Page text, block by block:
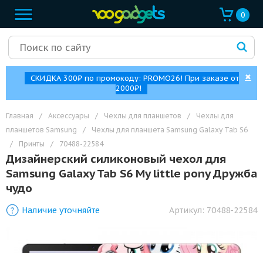
0
СКИДКА 300₽ по промокоду: PROMO26! При заказе от
2000₽!
✖
Главная / Аксессуары / Чехлы для планшетов /
Чехлы для
планшетов Samsung
/
Чехлы для планшета Samsung Galaxy Tab S6
/
Принты / 70488-22584
Дизайнерский силиконовый чехол для
Samsung Galaxy Tab S6 My little pony Дружба
чудо
Наличие уточняйте Артикул: 70488-22584